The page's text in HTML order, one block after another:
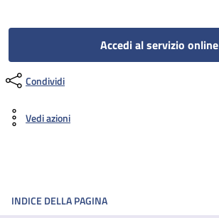
Accedi al servizio online
Condividi
Vedi azioni
INDICE DELLA PAGINA